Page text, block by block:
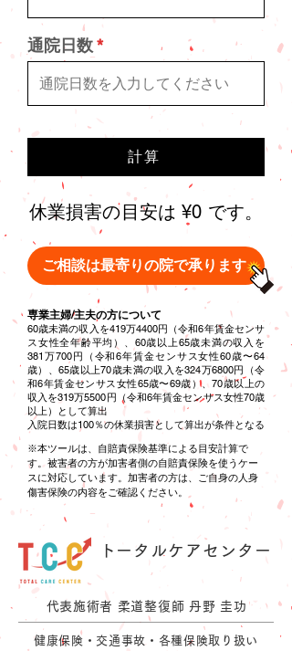
通院日数
計算
休業損害の目安は ¥0 です。
ご相談は最寄りの院で承ります
専業主婦/主夫の方について
60歳未満の収入を419万4400円（令和6年賃金センサ
ス女性全年齢平均）、60歳以上65歳未満の収入を
381万700円（令和6年賃金センサス女性60歳〜64
歳）、65歳以上70歳未満の収入を324万6800円（令
和6年賃金センサス女性65歳〜69歳）、70歳以上の
収入を319万5500円（令和6年賃金センサス女性70歳
以上）として算出
入院日数は100％の休業損害として算出が条件となる
※本ツールは、自賠責保険基準による目安計算で
す。 被害者の方が加害者側の自賠責保険を使うケー
スに対応しています。加害者の方は、ご自身の人身
傷害保険の内容をご確認ください。
トータルケアセンター
代表施術者 柔道整復師 丹野 圭功
健康保険・交通事故・各種保険取り扱い